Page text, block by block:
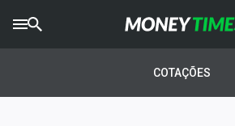
AGROTIMES
COTAÇÕES